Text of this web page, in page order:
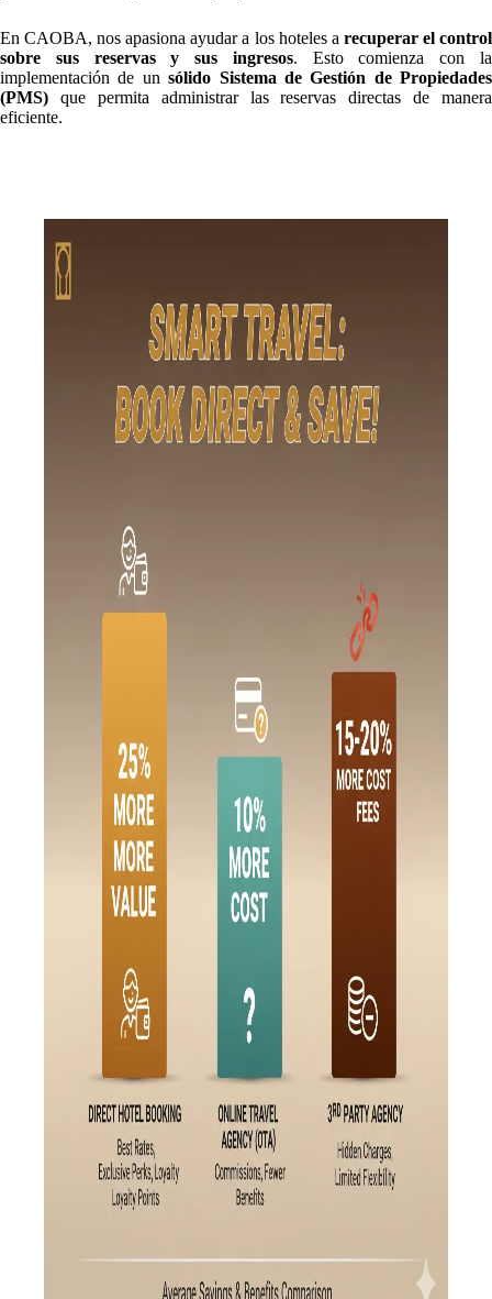
En CAOBA, nos apasiona ayudar a los hoteles a recuperar el control
sobre sus reservas y sus ingresos. Esto comienza con la
implementación de unsólido Sistema de Gestión de Propiedades
(PMS) que permita administrar las reservas directas de manera
eficiente.